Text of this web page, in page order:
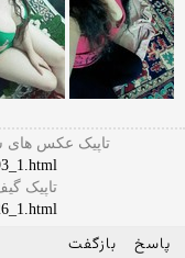
تاپیک عکس
تاپیک
پاسخ بازگفت